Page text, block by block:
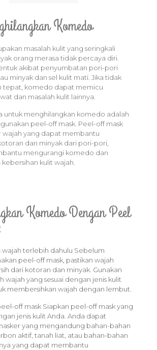
Komedo
masalah kulit yang seringkali
orang merasa tidak percaya diri.
akibat penyumbatan pori-pori
minyak dan sel kulit mati. Jika tidak
tepat, komedo dapat memicu
dan masalah kulit lainnya.
untuk menghilangkan komedo adalah
peel-off mask. Peel-off mask
wajah yang dapat membantu
dan minyak dari pori-pori,
mengurangi komedo dan
kulit wajah.
Komedo Dengan Peel
wajah terlebih dahulu Sebelum
peel-off mask, pastikan wajah
dari kotoran dan minyak. Gunakan
wajah yang sesuai dengan jenis kulit
membersihkan wajah dengan lembut.
off mask Siapkan peel-off mask yang
jenis kulit Anda. Anda dapat
yang mengandung bahan-bahan
aktif, tanah liat, atau bahan-bahan
yang dapat membantu